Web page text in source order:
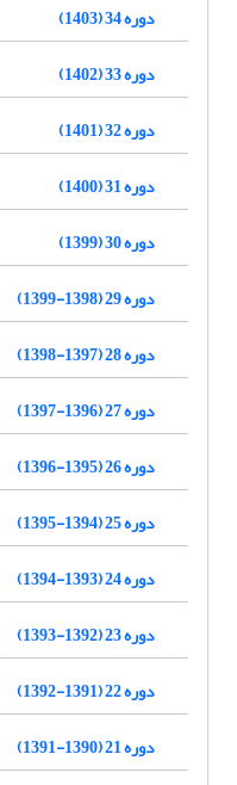
دوره 34 (1403)
دوره 33 (1402)
دوره 32 (1401)
دوره 31 (1400)
دوره 30 (1399)
دوره 29 (1398-1399)
دوره 28 (1397-1398)
دوره 27 (1396-1397)
دوره 26 (1395-1396)
دوره 25 (1394-1395)
دوره 24 (1393-1394)
دوره 23 (1392-1393)
دوره 22 (1391-1392)
دوره 21 (1390-1391)